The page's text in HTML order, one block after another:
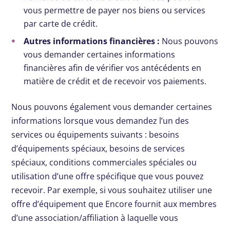
vous permettre de payer nos biens ou services
par carte de crédit.
Autres informations financières : Nous pouvons
vous demander certaines informations
financières afin de vérifier vos antécédents en
matière de crédit et de recevoir vos paiements.
Nous pouvons également vous demander certaines
informations lorsque vous demandez l’un des
services ou équipements suivants : besoins
d’équipements spéciaux, besoins de services
spéciaux, conditions commerciales spéciales ou
utilisation d’une offre spécifique que vous pouvez
recevoir. Par exemple, si vous souhaitez utiliser une
offre d’équipement que Encore fournit aux membres
d’une association/affiliation à laquelle vous